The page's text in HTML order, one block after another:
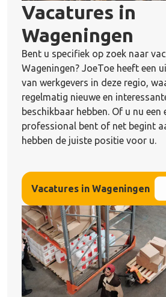
Vacatures in
Wageningen
Bent u specifiek op zoek naar
Wageningen? JoeToe heeft een
van werkgevers in deze regio,
regelmatig nieuwe en
beschikbaar hebben. Of u nu een
professional bent of net begint
hebben de juiste positie voor u.
Vacatures in Wageningen